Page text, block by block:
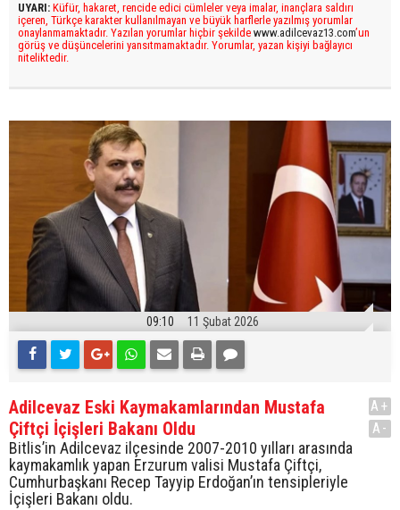
UYARI: Küfür, hakaret, rencide edici cümleler veya imalar, inançlara saldırı
içeren, Türkçe karakter kullanılmayan ve büyük harflerle yazılmış yorumlar
onaylanmamaktadır. Yazılan yorumlar hiçbir şekilde www.adilcevaz13.com’un
görüş ve düşüncelerini yansıtmamaktadır. Yorumlar, yazan kişiyi bağlayıcı
niteliktedir.
09:10 11 Şubat 2026
Adilcevaz Eski Kaymakamlarından Mustafa
Çiftçi İçişleri Bakanı Oldu
Bitlis’in Adilcevaz ilçesinde 2007-2010 yılları arasında
kaymakamlık yapan Erzurum valisi Mustafa Çiftçi,
Cumhurbaşkanı Recep Tayyip Erdoğan’ın tensipleriyle
İçişleri Bakanı oldu.
A+
A-